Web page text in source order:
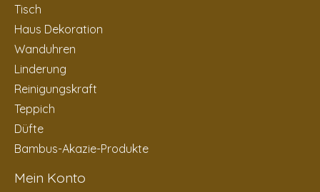
Tisch
Haus Dekoration
Wanduhren
Linderung
Reinigungskraft
Teppich
Düfte
Bambus-Akazie-Produkte
Mein Konto